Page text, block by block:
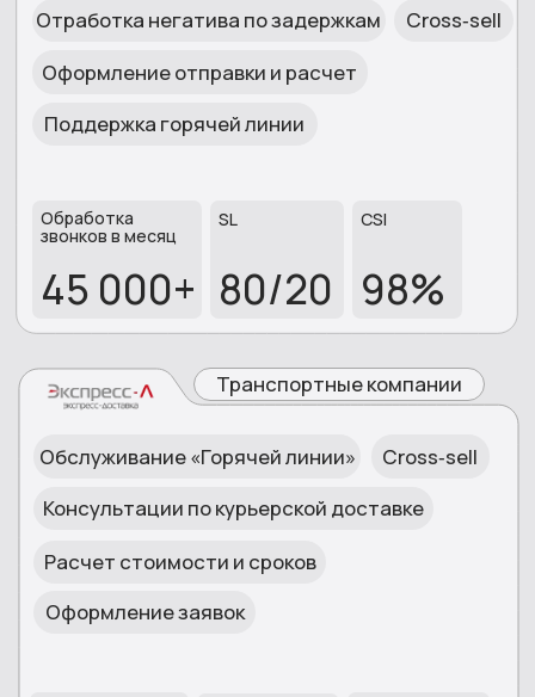
98%
Довольных
клиентов
300+
Рабочих
мест
2013
основания
40 000+
ежедневно
и дать возможность
сосредоточиться на развитии
бизнеса.
связи с клиентом — это
искусство. Мы этим живем, мы в
это верим и это основной наш
принцип работы»
Юлия Спрыжкова
КАЖДЫЙ ЗВОНОК
В РЕЗУЛЬТАТ